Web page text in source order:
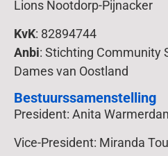
Lions Nootdorp-Pijnacker
KvK: 82894744
Anbi: Stichting Community
Dames van Oostland
Bestuurssamenstelling
President: Anita
Vice-President: Miranda